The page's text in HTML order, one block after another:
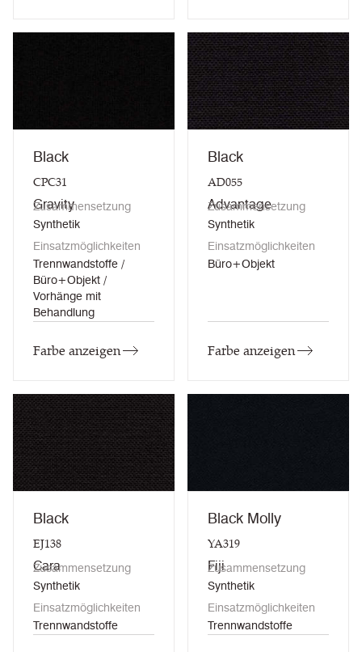
Black
CPC31
Gravity
Zusammensetzung
Synthetik
Einsatzmöglichkeiten
Trennwandstoffe /
Büro+Objekt /
Vorhänge mit
Behandlung
Farbe anzeigen
Black
AD055
Advantage
Zusammensetzung
Synthetik
Einsatzmöglichkeiten
Büro+Objekt
Farbe anzeigen
Black
EJ138
Cara
Zusammensetzung
Synthetik
Einsatzmöglichkeiten
Trennwandstoffe
Black Molly
YA319
Fiji
Zusammensetzung
Synthetik
Einsatzmöglichkeiten
Trennwandstoffe